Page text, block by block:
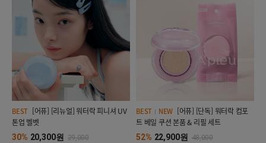
BEST
톤업 벨벳
30% 20,300원
29,000
BEST NEW
트 베일 쿠션 본품 & 리필 세트
52% 22,900원
48,000